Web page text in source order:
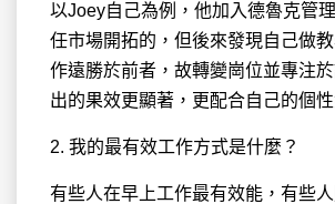
以Joey自己為例，他加入德魯克管
任市場開拓的，但後來發現自己做
作遠勝於前者，故轉變崗位並專注
出的果效更顯著，更配合自己的個性
2. 我的最有效工作方式是什麼？
有些人在早上工作最有效能，有些人